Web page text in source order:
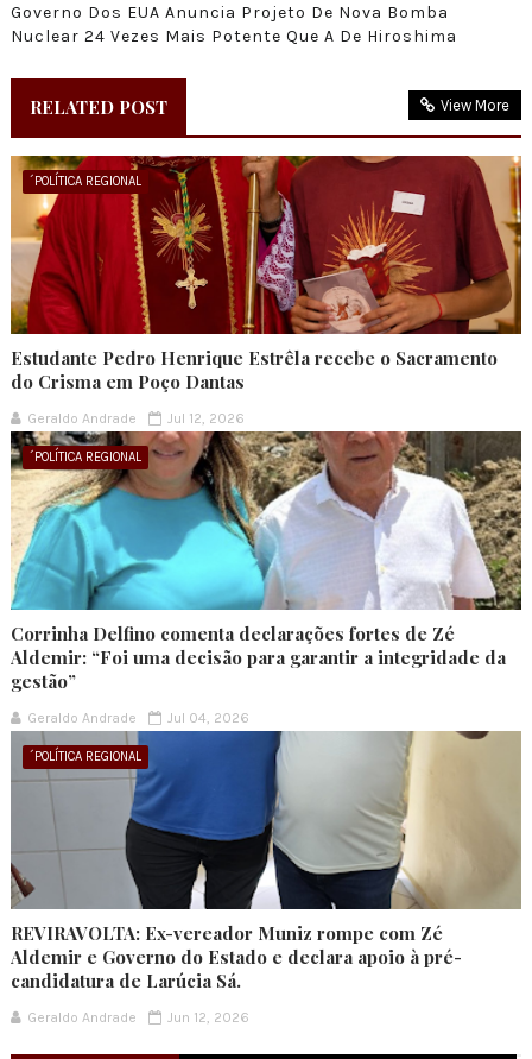
Governo Dos EUA Anuncia Projeto De Nova Bomba
Nuclear 24 Vezes Mais Potente Que A De Hiroshima
RELATED POST View More
´POLÍTICA REGIONAL
Estudante Pedro Henrique Estrêla recebe o Sacramento
do Crisma em Poço Dantas
Geraldo Andrade Jul 12, 2026
´POLÍTICA REGIONAL
Corrinha Delfino comenta declarações fortes de Zé
Aldemir: “Foi uma decisão para garantir a integridade da
gestão”
Geraldo Andrade Jul 04, 2026
´POLÍTICA REGIONAL
REVIRAVOLTA: Ex-vereador Muniz rompe com Zé
Aldemir e Governo do Estado e declara apoio à pré-
candidatura de Larúcia Sá.
Geraldo Andrade Jun 12, 2026